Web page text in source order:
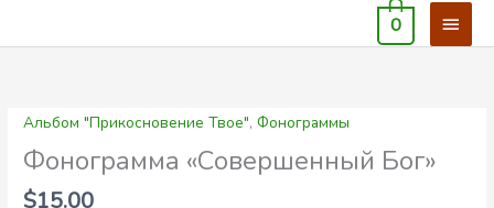
меню
0
Альбом "Прикосновение Твое",Фонограммы
Фонограмма «Совершенный Бог»
$15.00
Количество
товара
Фонограмма
"Совершенный